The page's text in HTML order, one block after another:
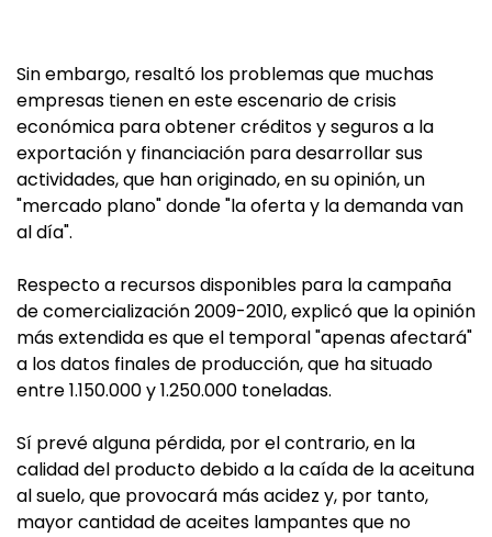
Sin embargo, resaltó los problemas que muchas
empresas tienen en este escenario de crisis
económica para obtener créditos y seguros a la
exportación y financiación para desarrollar sus
actividades, que han originado, en su opinión, un
"mercado plano" donde "la oferta y la demanda van
al día".
Respecto a recursos disponibles para la campaña
de comercialización 2009-2010, explicó que la opinión
más extendida es que el temporal "apenas afectará"
a los datos finales de producción, que ha situado
entre 1.150.000 y 1.250.000 toneladas.
Sí prevé alguna pérdida, por el contrario, en la
calidad del producto debido a la caída de la aceituna
al suelo, que provocará más acidez y, por tanto,
mayor cantidad de aceites lampantes que no